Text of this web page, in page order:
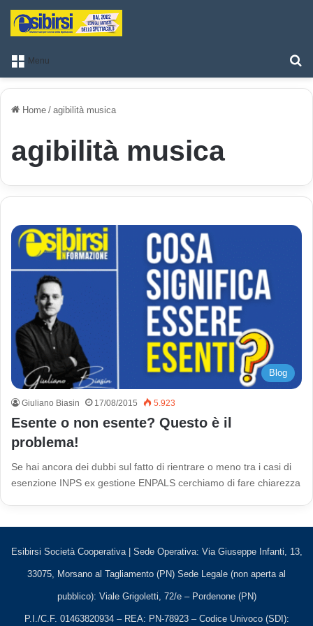
Menu
Home / agibilità musica
agibilità musica
Blog
Giuliano Biasin 17/08/2015 5.923
Esente o non esente? Questo è il
problema!
Se hai ancora dei dubbi sul fatto di rientrare o meno tra i casi di
esenzione INPS ex gestione ENPALS cerchiamo di fare chiarezza
Esibirsi Società Cooperativa | Sede Operativa: Via Giuseppe Infanti, 13,
33075, Morsano al Tagliamento (PN) Sede Legale (non aperta al
pubblico): Viale Grigoletti, 72/e – Pordenone (PN)
P.I./C.F. 01463820934 – REA: PN-78923 – Codice Univoco (SDI):